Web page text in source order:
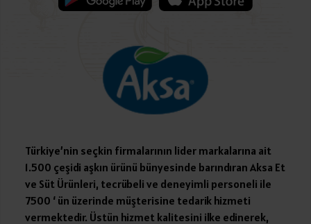
Türkiye’nin seçkin firmalarının lider markalarına ait
1.500 çeşidi aşkın ürünü bünyesinde barındıran Aksa Et
ve Süt Ürünleri, tecrübeli ve deneyimli personeli ile
7500 ‘ ün üzerinde müşterisine tedarik hizmeti
vermektedir. Üstün hizmet kalitesini ilke edinerek,